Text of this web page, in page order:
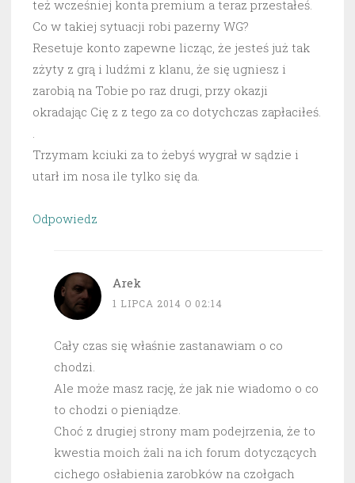
też wcześniej konta premium a teraz przestałeś.
Co w takiej sytuacji robi pazerny WG?
Resetuje konto zapewne licząc, że jesteś już tak
zżyty z grą i ludźmi z klanu, że się ugniesz i
zarobią na Tobie po raz drugi, przy okazji
okradając Cię z z tego za co dotychczas zapłaciłeś.
.
Trzymam kciuki za to żebyś wygrał w sądzie i
utarł im nosa ile tylko się da.
Odpowiedz
Arek
1 LIPCA 2014 O 02:14
Cały czas się właśnie zastanawiam o co
chodzi.
Ale może masz rację, że jak nie wiadomo o co
to chodzi o pieniądze.
Choć z drugiej strony mam podejrzenia, że to
kwestia moich żali na ich forum dotyczących
cichego osłabienia zarobków na czołgach